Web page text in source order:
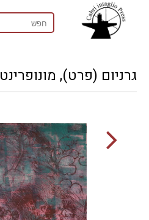
גרניום (פרט), מונופרינט